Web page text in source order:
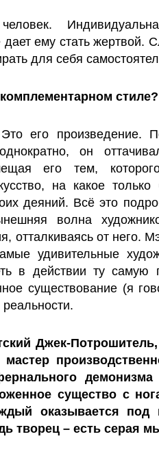
ему стать жертвой.
для себя
стиле?
его произведение.
он
его тем,
на какое
деяний. Всё это
волна
отталкиваясь от него.
удивительные
в действии ту самую
существование (я
Джек-
существо с
оказывается под
творец – есть серая